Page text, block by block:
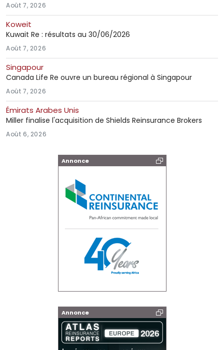
Août 7, 2026
Koweit
Kuwait Re : résultats au 30/06/2026
Août 7, 2026
Singapour
Canada Life Re ouvre un bureau régional à Singapour
Août 7, 2026
Émirats Arabes Unis
Miller finalise l'acquisition de Shields Reinsurance Brokers
Août 6, 2026
Annonce
Annonce